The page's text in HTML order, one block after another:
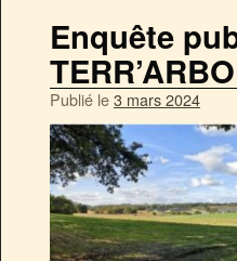
Enquête
Publié le3 mars 2024